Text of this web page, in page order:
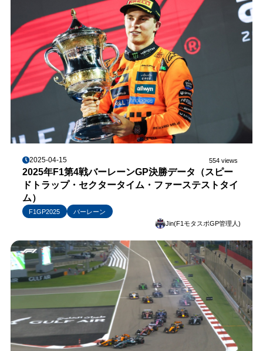
2025-04-15 554 views
2025年F1第4戦バーレーンGP決勝データ（スピー
ドトラップ・セクタータイム・ファーステストタイ
ム）
F1GP2025
バーレーン
Jin(F1モタスポGP管理人)